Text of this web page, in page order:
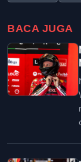
BACA JUGA